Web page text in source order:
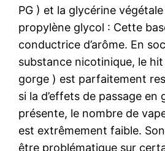
PG ) et la glycérine végétale
propylène glycol : Cette
conductrice d’arôme. En
substance nicotinique, le hit
gorge ) est parfaitement
si la d’effets de passage en
présente, le nombre de
est extrêmement faible.
être problématique sur